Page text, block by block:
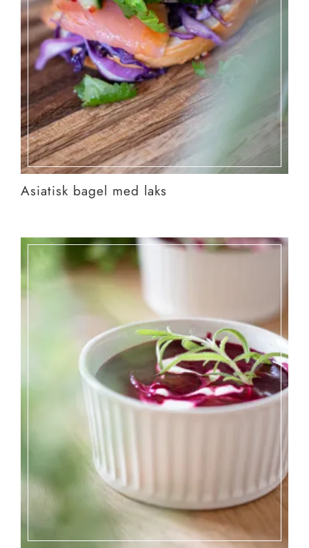
Asiatisk bagel med laks